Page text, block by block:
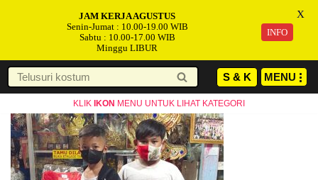
Lompat
konten
S & K MENU
KLIK IKON MENU UNTUK LIHAT KATEGORI
JAM KERJA AGUSTUS
Senin-Jumat : 10.00-19.00 WIB
Sabtu : 10.00-17.00 WIB
Minggu LIBUR
INFO
X